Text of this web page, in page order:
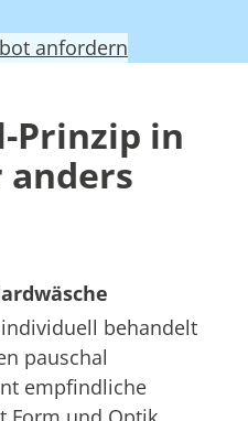
anfordern
Prinzip in
anders
behandelt
pauschal
empfindliche